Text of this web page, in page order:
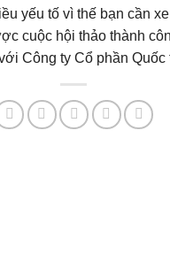
yếu tố vì thế bạn cần
cuộc hội thảo thành
Công ty Cổ phần Quốc